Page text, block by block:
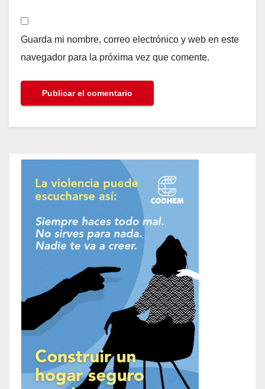
Guarda mi nombre, correo electrónico y web en este
navegador para la próxima vez que comente.